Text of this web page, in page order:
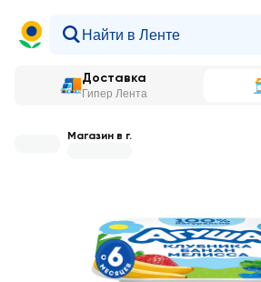
Доставка
Гипер Лента
Магазин в г.